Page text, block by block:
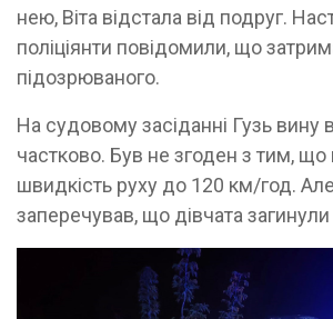
нею, Віта відстала від подруг.
поліціянти повідомили, що
підозрюваного.
На судовому засіданні Гузь вину
частково. Був не згоден з тим,
швидкість руху до 120 км/год.
заперечував, що дівчата загинули